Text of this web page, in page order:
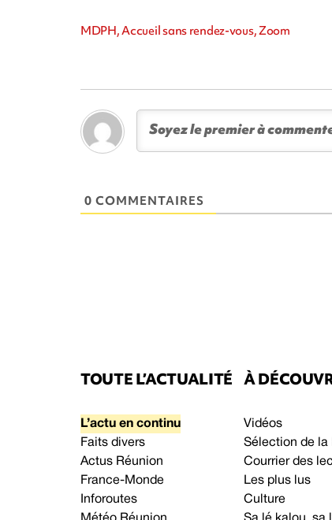
MDPH, Accueil sans rendez-vous, Zoom
0 COMMENTAIRES
TOUTE L’ACTUALITÉ
L’actu en continu
Faits divers
Actus Réunion
France-Monde
Inforoutes
À
Vidéos
Sélection de la
Courrier des
Les plus lus
Culture